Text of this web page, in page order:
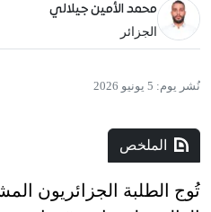
محمد الأمين جيلالي
الجزائر
نُشر يوم: 5 يونيو 2026
الملخص
تُوج الطلبة الجزائريون